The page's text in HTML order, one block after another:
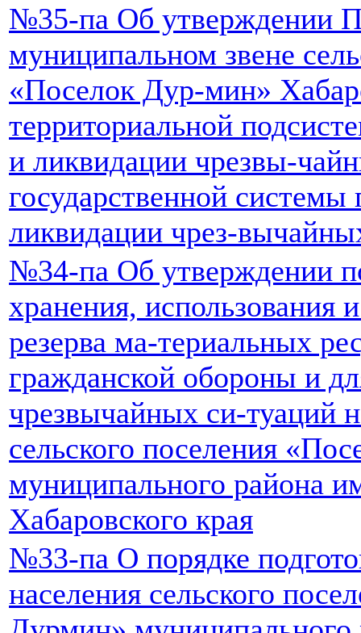
№35-па Об утверждении
муниципальном звене
«Поселок Дур-мин»
территориальной
и ликвидации чрезвы-
государственной
ликвидации чрез-
№34-па Об утверждении
хранения, использования
резерва ма-териальных
гражданской обороны и
чрезвычайных си-туаций
сельского поселения
муниципального района
Хабаровского края
№33-па О порядке
населения сельского